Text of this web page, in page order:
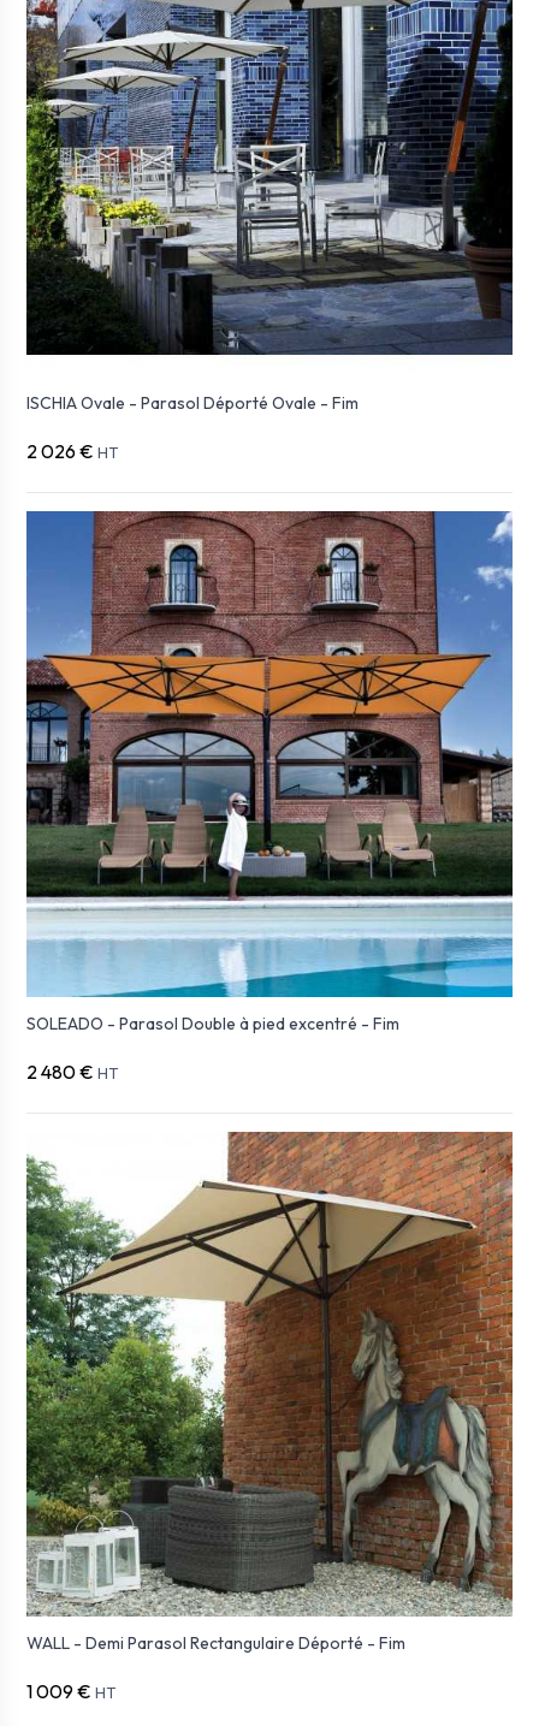
ISCHIA Ovale - Parasol Déporté Ovale - Fim
2 026 € HT
SOLEADO - Parasol Double à pied excentré - Fim
2 480 € HT
WALL - Demi Parasol Rectangulaire Déporté - Fim
1 009 € HT